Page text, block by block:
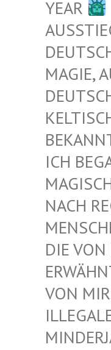
YEAR
AGIE,
EKANNT
CH
AGISCH,
ACH
IE VON
ON MIR,